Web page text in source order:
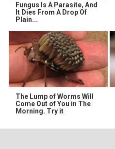
Fungus Is A Parasite, And
It Dies From A Drop Of
Plain...
The Lump of Worms Will
Come Out of You in The
Morning. Try it